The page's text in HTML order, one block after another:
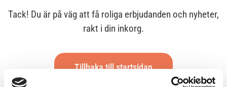
Tack! Du är på väg att få roliga erbjudanden och nyheter,
rakt i din inkorg.
Tillbaka till startsidan